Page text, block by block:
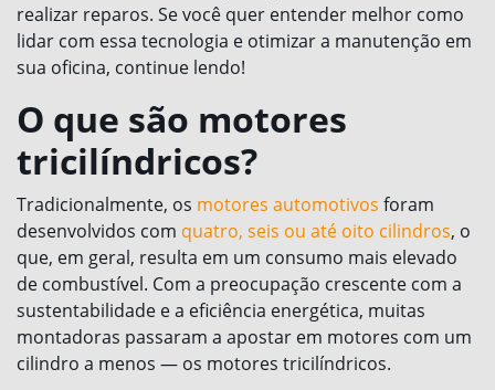
realizar reparos. Se você quer entender melhor como
lidar com essa tecnologia e otimizar a manutenção em
sua oficina, continue lendo!
O que são motores
tricilíndricos?
Tradicionalmente, os motores automotivos foram
desenvolvidos com quatro, seis ou até oito cilindros, o
que, em geral, resulta em um consumo mais elevado
de combustível. Com a preocupação crescente com a
sustentabilidade e a eficiência energética, muitas
montadoras passaram a apostar em motores com um
cilindro a menos — os motores tricilíndricos.